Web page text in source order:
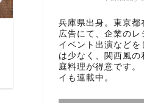
兵庫県出身。東京都
広告にて、企業のレ
イベント出演など
は少なく、関西風の
庭料理が得意です
イも連載中。